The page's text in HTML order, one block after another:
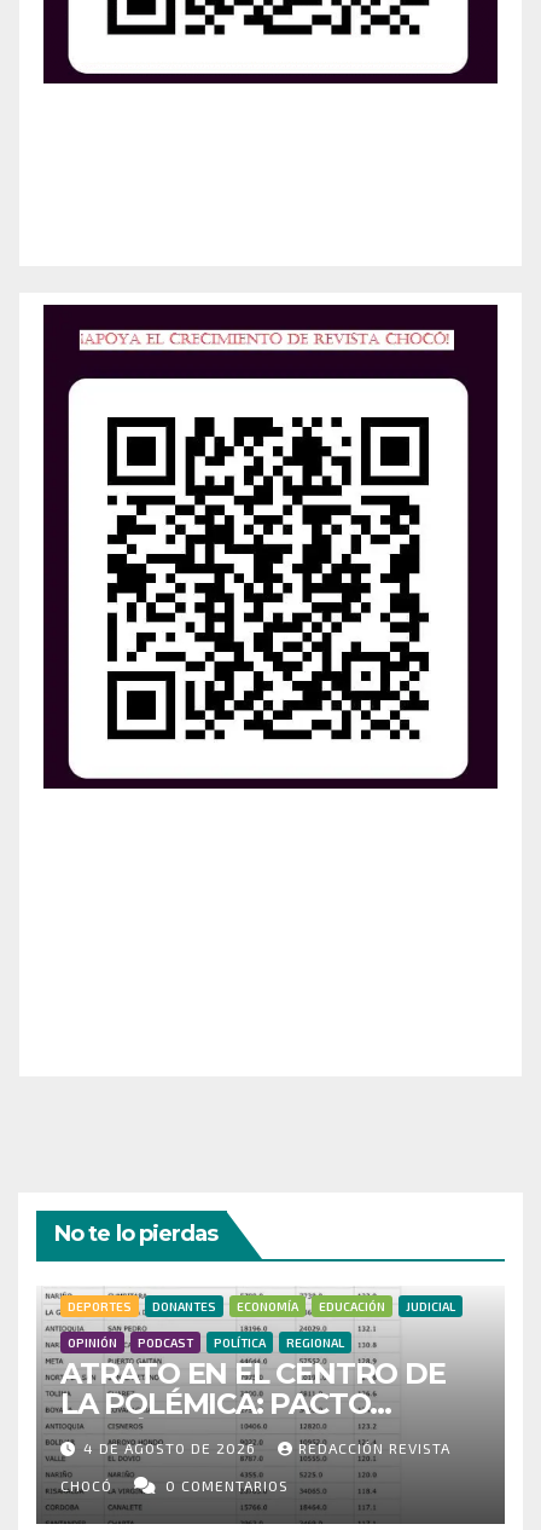
No te lo pierdas
DEPORTES DONANTES ECONOMÍA EDUCACIÓN JUDICIAL
OPINIÓN PODCAST POLÍTICA REGIONAL
ATRATO EN EL CENTRO DE
LA POLÉMICA: PACTO
HISTÓRICO CUESTIONA
CENSO ELECTORAL Y PIDE
INVESTIGAR PRESUNTO
4 DE AGOSTO DE 2026 REDACCIÓN REVISTA
CHOCÓ 0 COMENTARIOS